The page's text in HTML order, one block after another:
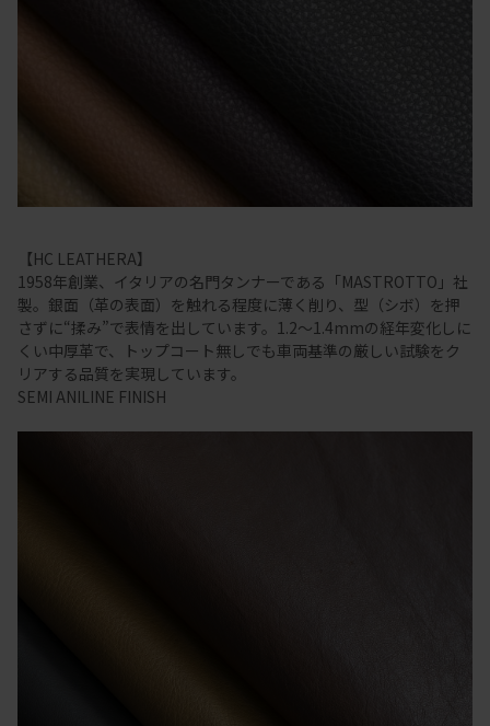
【HC LEATHERA】
1958年創業、イタリアの名門タンナーである「MASTROTTO」社
製。銀面（革の表面）を触れる程度に薄く削り、型（シボ）を押
さずに“揉み”で表情を出しています。1.2～1.4mmの経年変化しに
くい中厚革で、トップコート無しでも車両基準の厳しい試験をク
リアする品質を実現しています。
SEMI ANILINE FINISH